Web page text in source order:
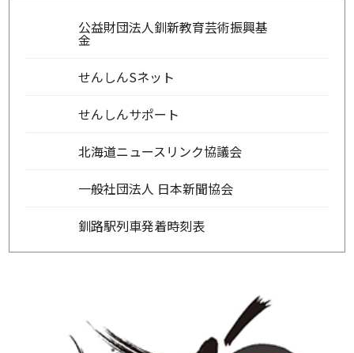
公益財団法人釧新教育芸術振興基
金
せんしんSネット
せんしんサポート
北海道ニュースリンク協議会
一般社団法人 日本新聞協会
釧路駅列車発着時刻表